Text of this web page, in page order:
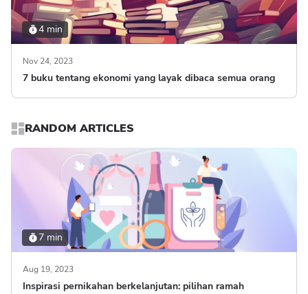
4 min
Nov 24, 2023
7 buku tentang ekonomi yang layak dibaca semua orang
RANDOM ARTICLES
7 min
Aug 19, 2023
Inspirasi pernikahan berkelanjutan: pilihan ramah